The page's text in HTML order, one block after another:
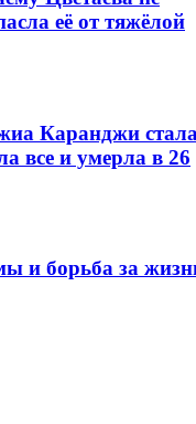
её от тяжёлой
Каранджи
все и умерла в 26
и борьба за